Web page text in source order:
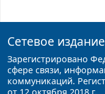
Сетевое издание
Зарегистрировано
сфере связи,
коммуникаций.